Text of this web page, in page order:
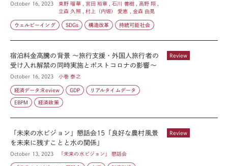
October 16, 2023
東野 瑠華 , 宮田 裕章 , 石川 善樹 , 高野 翔 ,
立森 久照 , 村上（内堀） 愛恵 , 金森 由晃
ウェルビーイング SDGs 構造改革 持続可能社会
Review
宿泊料金高騰の背景 ～旅行支援・外国人旅行者の
受け入れ解禁の同時実施とポストコロナの影響～
October 16, 2023 小巻 泰之
経済データ:Review GDP リアルタイムデータ
EBPM 経済政策
Review
「未来の水ビジョン」懇話会15「良好な農村風景
を未来に残すことと水の関係」
October 13, 2023 「未来の水ビジョン」 懇話会